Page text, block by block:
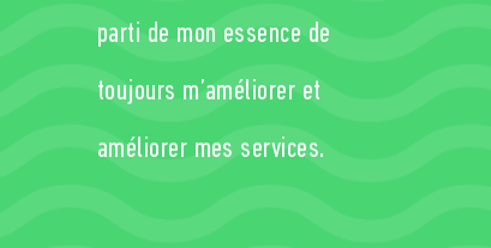
parti de mon essence de
toujours m’améliorer et
améliorer mes services.